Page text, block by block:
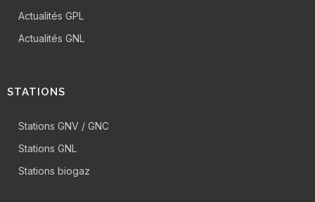
Actualités GPL
Actualités GNL
STATIONS
Stations GNV / GNC
Stations GNL
Stations biogaz